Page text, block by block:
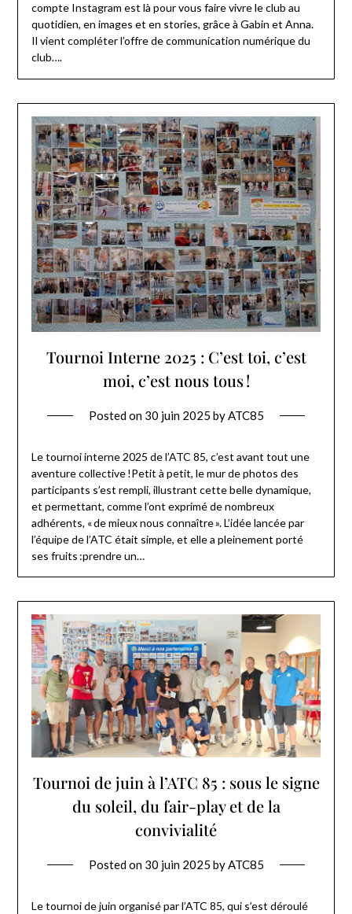
compte Instagram est là pour vous faire vivre le club au
quotidien, en images et en stories, grâce à Gabin et Anna.
Il vient compléter l’offre de communication numérique du
club….
Tournoi Interne 2025 : C’est toi, c’est
moi, c’est nous tous !
Posted on 30 juin 2025 byATC85
Le tournoi interne 2025 de l’ATC 85, c’est avant tout une
aventure collective !Petit à petit, le mur de photos des
participants s’est rempli, illustrant cette belle dynamique,
et permettant, comme l’ont exprimé de nombreux
adhérents, « de mieux nous connaître ». L’idée lancée par
l’équipe de l’ATC était simple, et elle a pleinement porté
ses fruits :prendre un…
Tournoi de juin à l’ATC 85 : sous le signe
du soleil, du fair-play et de la
convivialité
Posted on 30 juin 2025 byATC85
Le tournoi de juin organisé par l’ATC 85, qui s’est déroulé